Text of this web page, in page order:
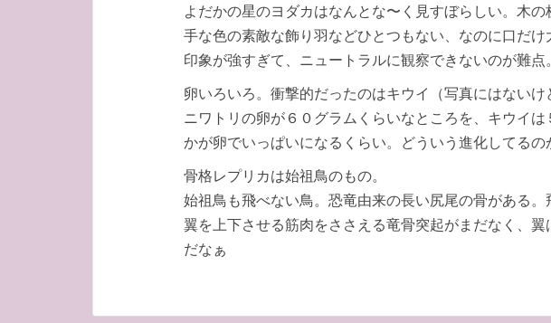
よだかの星のヨダカはなんとな〜く見すぼらしい。木
手な色の素敵な飾り羽などひとつもない、なのに口だ
印象が強すぎて、ニュートラルに観察できないのが難点。
卵いろいろ。衝撃的だったのはキウイ（写真にはないけ
ニワトリの卵が６０グラムくらいなところを、キウイ
かが卵でいっぱいになるくらい。どういう進化してるの
骨格レプリカは始祖鳥のもの。
始祖鳥も飛べない鳥。恐竜由来の長い尻尾の骨がある。
翼を上下させる筋肉をささえる竜骨突起がまだなく、
だなぁ